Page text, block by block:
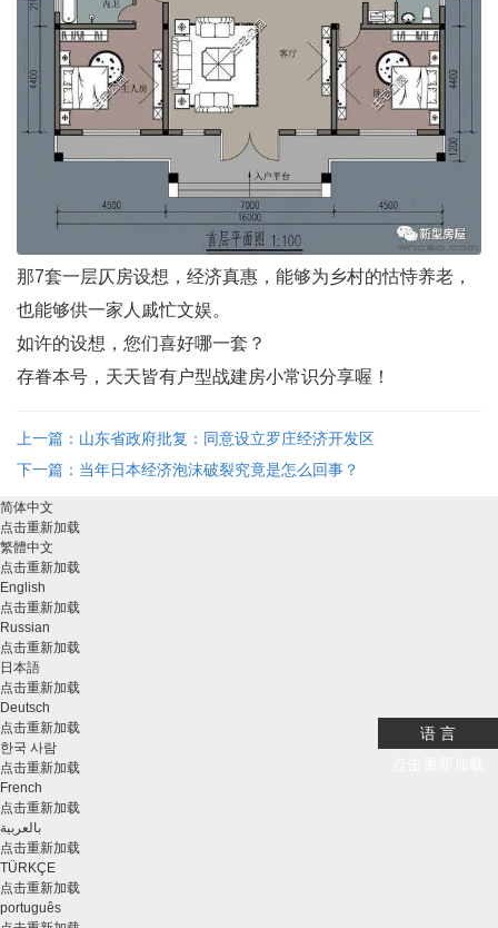
那7套一层仄房设想，经济真惠，能够为乡村的怙恃养老，
也能够供一家人戚忙文娱。
如许的设想，您们喜好哪一套？
存眷本号，天天皆有户型战建房小常识分享喔！
上一篇：山东省政府批复：同意设立罗庄经济开发区
下一篇：当年日本经济泡沫破裂究竟是怎么回事？
语 言
简体中文
点击重新加载
繁體中文
点击重新加载
English
点击重新加载
Russian
点击重新加载
日本語
点击重新加载
Deutsch
点击重新加载
한국 사람
点击重新加载
French
点击重新加载
بالعربية
点击重新加载
TÜRKÇE
点击重新加载
português